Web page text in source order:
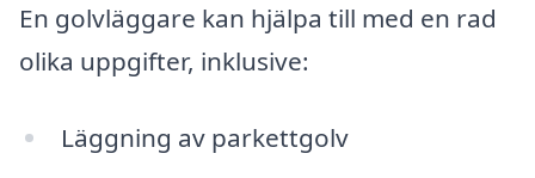
En golvläggare kan hjälpa till med en rad
olika uppgifter, inklusive:
Läggning av parkettgolv